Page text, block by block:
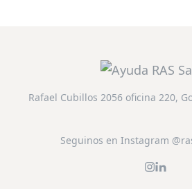
Rafael Cubillos 2056 oficina 220,
Seguinos en Instagram